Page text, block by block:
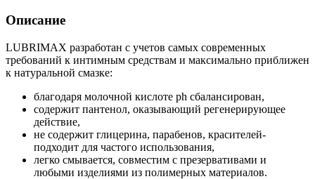
Описание
LUBRIMAX разработан с учетов самых современных
требований к интимным средствам и максимально приближен
к натуральной смазке:
благодаря молочной кислоте рh сбалансирован,
содержит пантенол, оказывающий регенерирующее
действие,
не содержит глицерина, парабенов, красителей-
подходит для частого использования,
легко смывается, совместим с презервативами и
любыми изделиями из полимерных материалов.